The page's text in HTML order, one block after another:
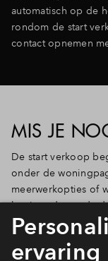
automatisch op de
rondom de start
contact opnemen
MIS JE
De start verkoop
onder de
meerwerkopties of
benieuwd naar de
dat we alleen de
je gedeeld hebben,
zetten. In de